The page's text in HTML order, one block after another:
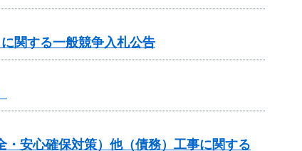
関する一般競争入札公告
安心確保対策）他（債務）工事に関する